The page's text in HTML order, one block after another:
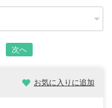
次へ
お気に入りに追加